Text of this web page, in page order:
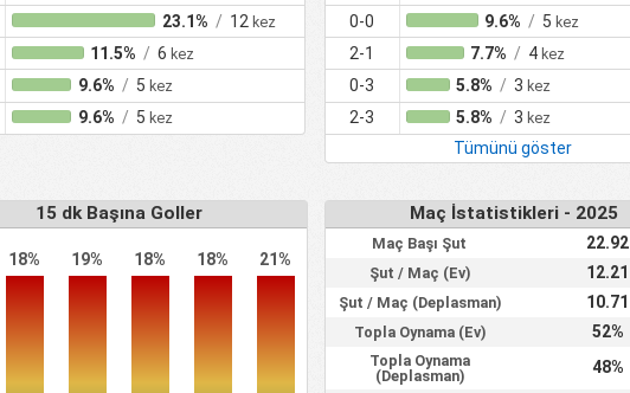
23.1% / 12 kez
11.5% / 6kez
9.6% / 5kez
9.6% / 5kez
0-0 9.6% / 5kez
2-1 7.7% / 4kez
0-3 5.8% / 3kez
2-3 5.8% / 3kez
Tümünü göster
15 dk Başına Goller
18% 19% 18% 18% 21%
Maç İstatistikleri - 2025
Maç Başı Şut 22.92
Şut / Maç (Ev) 12.21
Şut / Maç (Deplasman) 10.71
Topla Oynama (Ev) 52%
Topla Oynama
(Deplasman)
48%